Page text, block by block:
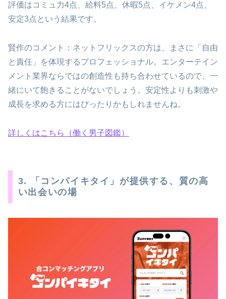
評価はコミュ力4点、給料5点、休暇5点、イケメン4点、
安定3点という結果です。
賢作のコメント：ネットフリックスの方は、まさに「自由
と責任」を体現するプロフェッショナル。エンターテイン
メント業界ならではの創造性も持ち合わせているので、一
緒にいて飽きることがないでしょう。安定性よりも刺激や
成長を求める方にはぴったりかもしれませんね。
詳しくはこちら（働く男子図鑑）
3. 「コンパイキタイ」が提供する、質の高
い出会いの場